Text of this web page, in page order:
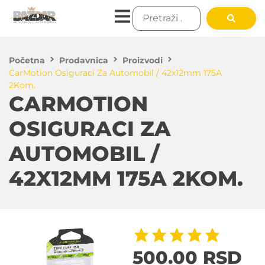
Početna Prodavnica
Proizvodi
CarMotion Osiguraci Za Automobil / 42x12mm 175A
2Kom.
CARMOTION
OSIGURACI ZA
AUTOMOBIL /
42X12MM 175A 2KOM.
500.00 RSD